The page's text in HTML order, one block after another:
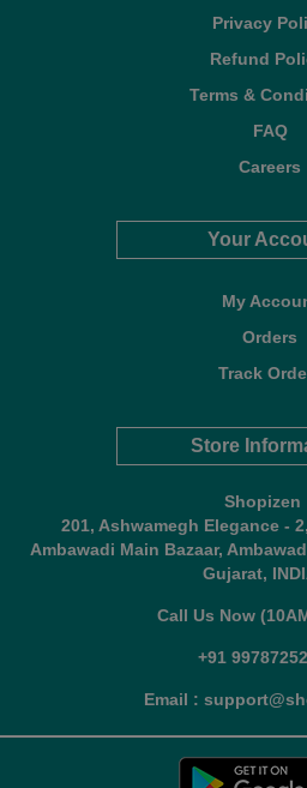
Privacy
Refund
Terms &
FAQ
Careers
Your
My
Orders
Track
Store
Shopizen
201, Ashwamegh Elegance -
Ambawadi Main Bazaar,
Gujarat,
Call Us Now
+91
Email :